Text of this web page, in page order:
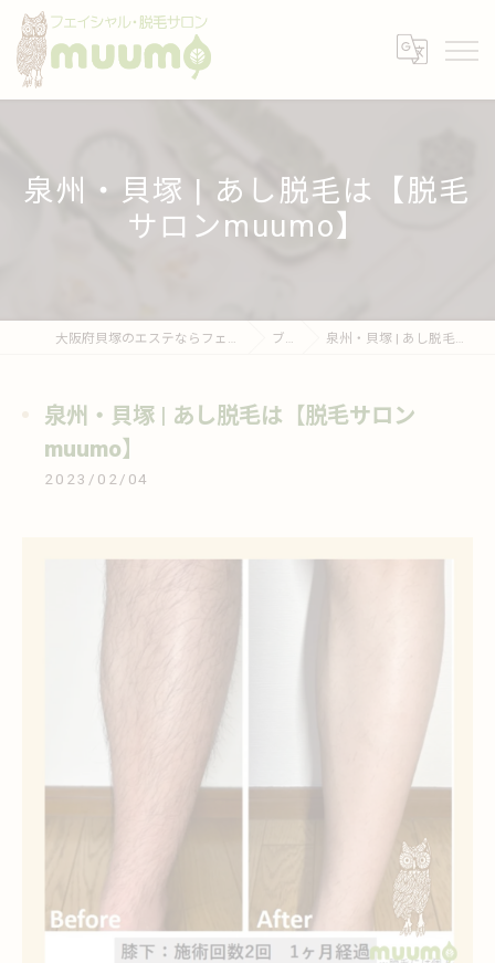
泉州・貝塚 | あし脱毛は【脱毛
サロンmuumo】
大阪府貝塚のエステならフェイシャル・脱毛サロンmuumo ブログ 泉州・貝塚 | あし脱毛は【脱毛サロンmuumo】
泉州・貝塚 | あし脱毛は【脱毛サロン
muumo】
2023/02/04